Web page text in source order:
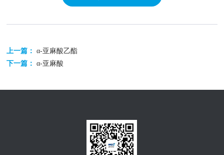
上一篇：α-亚麻酸乙酯
下一篇：α-亚麻酸